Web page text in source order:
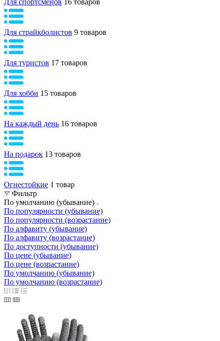
Для страйкболистов 9 товаров
Для туристов 17 товаров
Для хобби 15 товаров
На каждый день 16 товаров
На подарок 13 товаров
Огнестойкие 1 товар
Фильтр
По умолчанию (убывание)
По популярности (убывание)
По популярности (возрастание)
По алфавиту (убывание)
По алфавиту (возрастание)
По доступности (убывание)
По цене (убывание)
По цене (возрастание)
По умолчанию (убывание)
По умолчанию (возрастание)